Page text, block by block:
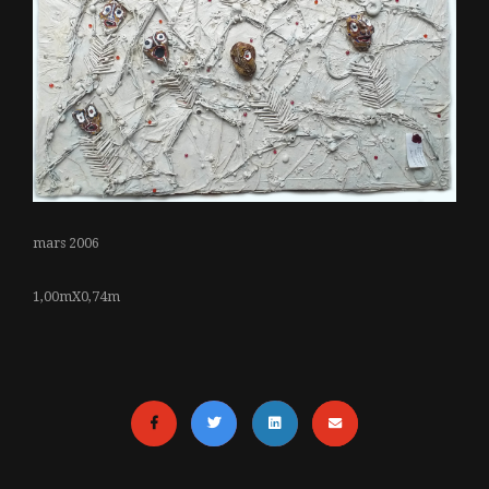
mars 2006
1,00mX0,74m